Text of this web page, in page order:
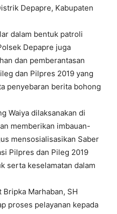
Depapre, Kabupaten
dalam bentuk patroli
Depapre juga
dan pemberantasan
dan Pilpres 2019 yang
penyebaran berita bohong
Waiya dilaksanakan di
memberikan imbauan-
mensosialisasikan Saber
Pilpres dan Pileg 2019
serta keselamatan dalam
Marhaban, SH
proses pelayanan kepada